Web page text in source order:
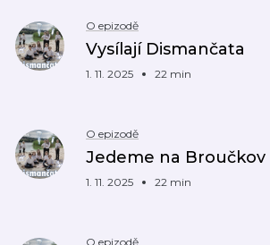
O epizodě
Vysílají Dismančata
1. 11. 2025 22 min
O epizodě
Jedeme na Broučkov
1. 11. 2025 22 min
O epizodě